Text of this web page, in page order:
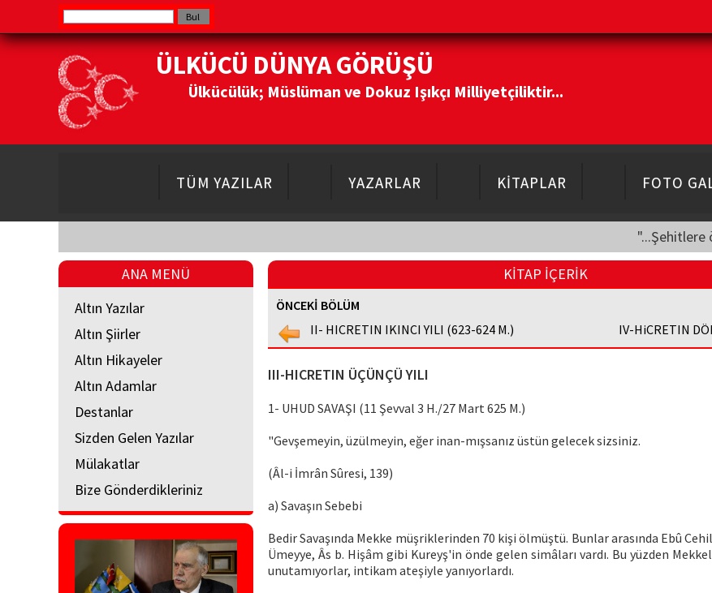
ÜLKÜCÜ DÜNYA GÖRÜŞÜ
Ülkücülük; Müslüman ve Dokuz Işıkçı Milliyetçiliktir...
TÜM YAZILAR YAZARLAR KİTAPLAR FOTO
"...Şehitlere
ANA MENÜ
Altın Yazılar
Altın Şiirler
Altın Hikayeler
Altın Adamlar
Destanlar
Sizden Gelen Yazılar
Mülakatlar
Bize Gönderdikleriniz
KİTAP İÇERİK
ÖNCEKİ BÖLÜM
II- HICRETIN IKINCI YILI (623-624 M.)
IV-HiCRETIN
III-HICRETIN ÜÇÜNÇÜ YILI
1- UHUD SAVAŞI (11 Şevval 3 H./27 Mart 625 M.)
"Gevşemeyin, üzülmeyin, eğer inan-mışsanız üstün gelecek sizsiniz.
(Âl-i İmrân Sûresi, 139)
a) Savaşın Sebebi
Bedir Savaşında Mekke müşriklerinden 70 kişi ölmüştü. Bunlar arasında Ebû
Ümeyye, Âs b. Hişâm gibi Kureyş'in önde gelen simâları vardı. Bu yüzden
unutamıyorlar, intikam ateşiyle yanıyorlardı.